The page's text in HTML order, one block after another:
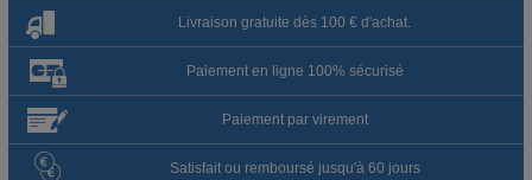
Livraison gratuite dès 100 € d'achat.
Paiement en ligne 100% sécurisé
Paiement par virement
Satisfait ou remboursé jusqu'à 60 jours